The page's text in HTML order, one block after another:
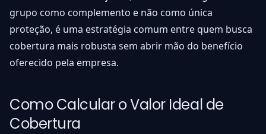
grupo como complemento e não como única
proteção, é uma estratégia comum entre quem busca
cobertura mais robusta sem abrir mão do benefício
oferecido pela empresa.
Como Calcular o Valor Ideal de
Cobertura